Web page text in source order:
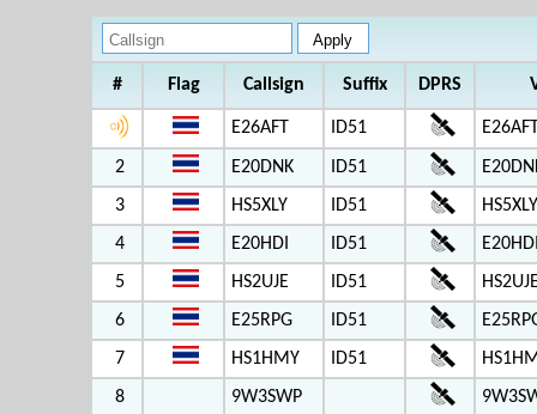
# Flag Callsign Suffix DPRS
E26AFT ID51
2 E20DNK ID51
3
HS5XLY ID51
4
E20HDI ID51
5
HS2UJE ID51
6
E25RPG ID51
7
HS1HMY ID51
8
9W3SWP